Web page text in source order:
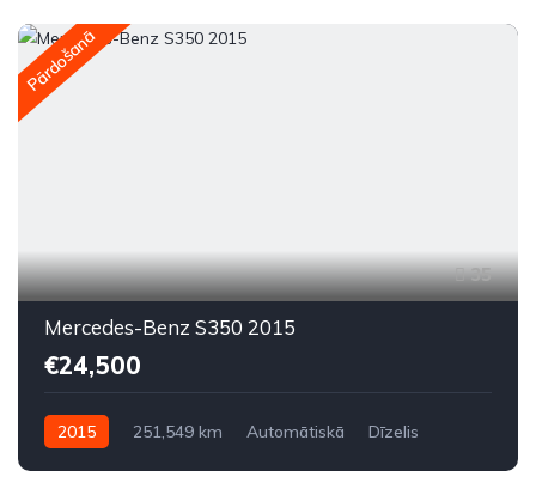
Pārdošanā
35
Mercedes-Benz S350 2015
€24,500
2015 251,549 km Automātiskā
Dīzelis